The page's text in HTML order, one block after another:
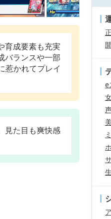
育成要素も充実
バランスや一部
惹かれてプレイ
見た目も爽快感
e